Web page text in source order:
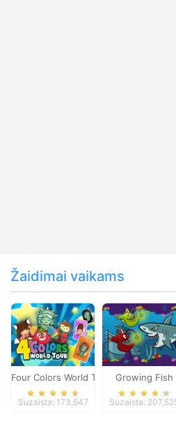
Žaidimai vaikams
Four Colors World Tour
Suzaista: 173,647
Growing Fish
Suzaista: